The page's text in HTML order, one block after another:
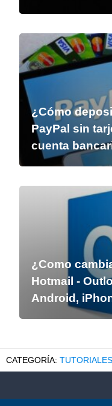
¿Cómo
PayPal sin
cuenta
¿Como
Hotmail -
Android,